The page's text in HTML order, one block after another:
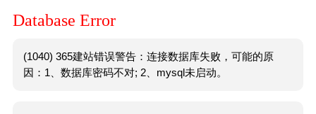
Database Error
(1040) 365建站错误警告：连接数据库失败，可能的原
因：1、数据库密码不对; 2、mysql未启动。